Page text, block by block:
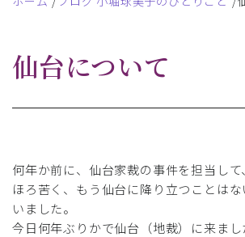
仙台について
何年か前に、仙台家裁の事件を担当し
ほろ苦く、もう仙台に降り立つことは
いました。
今日何年ぶりかで仙台（地裁）に来ま